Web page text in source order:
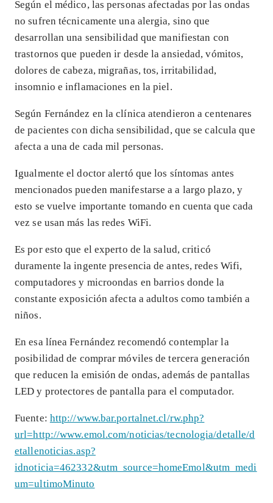
Según el médico, las personas afectadas por las ondas
no sufren técnicamente una alergia, sino que
desarrollan una sensibilidad que manifiestan con
trastornos que pueden ir desde la ansiedad, vómitos,
dolores de cabeza, migrañas, tos, irritabilidad,
insomnio e inflamaciones en la piel.
Según Fernández en la clínica atendieron a centenares
de pacientes con dicha sensibilidad, que se calcula que
afecta a una de cada mil personas.
Igualmente el doctor alertó que los síntomas antes
mencionados pueden manifestarse a a largo plazo, y
esto se vuelve importante tomando en cuenta que cada
vez se usan más las redes WiFi.
Es por esto que el experto de la salud, criticó
duramente la ingente presencia de antes, redes Wifi,
computadores y microondas en barrios donde la
constante exposición afecta a adultos como también a
niños.
En esa línea Fernández recomendó contemplar la
posibilidad de comprar móviles de tercera generación
que reducen la emisión de ondas, además de pantallas
LED y protectores de pantalla para el computador.
Fuente: http://www.bar.portalnet.cl/rw.php?
url=http://www.emol.com/noticias/tecnologia/detalle/d
etallenoticias.asp?
idnoticia=462332&utm_source=homeEmol&utm_medi
um=ultimoMinuto